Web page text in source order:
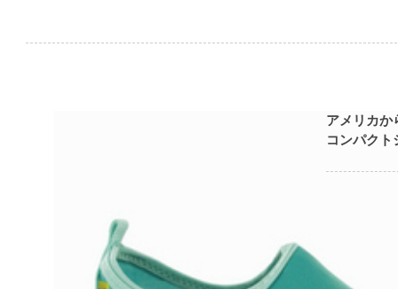
アメリカか
コンパクト